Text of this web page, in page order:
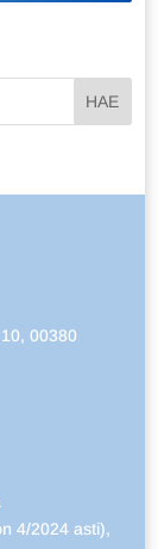
00380
4/2024 asti),